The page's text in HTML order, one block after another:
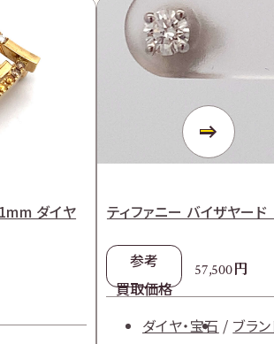
ダイヤ
ティファニー バイザヤー
参考
買取価格
57,500円
ダイヤ・宝石 ブラン